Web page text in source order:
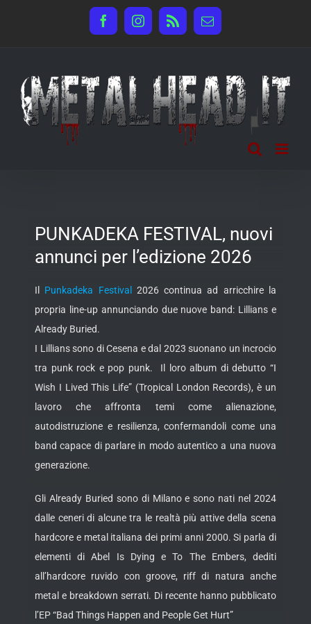
FacebookInstagram
Rss Email
PUNKADEKA FESTIVAL, nuovi
annunci per l’edizione 2026
Il Punkadeka Festival
2026 continua ad arricchire la
propria line-up annunciando due nuove band: Lillians e
Already Buried.
I Lillians sono di Cesena e dal 2023 suonano un incrocio
tra punk rock e pop punk. Il loro album di debutto “I
Wish I Lived This Life” (Tropical London Records), è un
lavoro che affronta temi come alienazione,
autodistruzione e resilienza, confermandoli come una
band capace di parlare in modo autentico a una nuova
generazione.
Gli Already Buried sono di Milano e sono nati nel 2024
dalle ceneri di alcune tra le realtà più attive della scena
hardcore e metal italiana dei primi anni 2000. Si parla di
elementi di Abel Is Dying e To The Embers, dediti
all’hardcore ruvido con groove, riff di natura anche
metal e breakdown serrati. Di recente hanno pubblicato
l’EP “Bad Things Happen and People Get Hurt”